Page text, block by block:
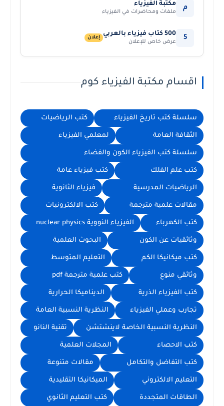
م مكتبة الفيزياء
ملفات ومحاضرات في الفيزياء
5 500 كتاب فيزياء بالعربي
عرض خاص للإعلان
إعلان
اقسام مكتبة الفيزياء كوم
سلسلة كتب تاريخ الفيزياء كتب الرياضيات
الثقافة العامة لمعلمي الفيزياء
سلسلة كتب الفيزياء الكون والفضاء
كتب علم الفلك كتب فيزياء عامة
الرياضيات المدرسية فيزياء الثانوية
مقالات علمية مترجمة كتب الالكترونيات
كتب الكهرباء الفيزياء النووية nuclear physics
وثائقيات عن الكون البحوث العلمية
كتب ميكانيكا الكم التعليم المتوسط
وثائقي منوع كتب علمية مترجمة pdf
كتب الفيزياء الذرية الديناميكا الحرارية
تجارب وعملي الفيزياء النظرية النسبية العامة
النظرية النسبية الخاصة لاينشتشن تقنية النانو
كتب الاحصاء المجلات العلمية
كتب التفاضل والتكامل مقالات متنوعة
التعليم الالكتروني الميكانيكا التقليدية
الطاقات المتجددة كتب التعليم الثانوي